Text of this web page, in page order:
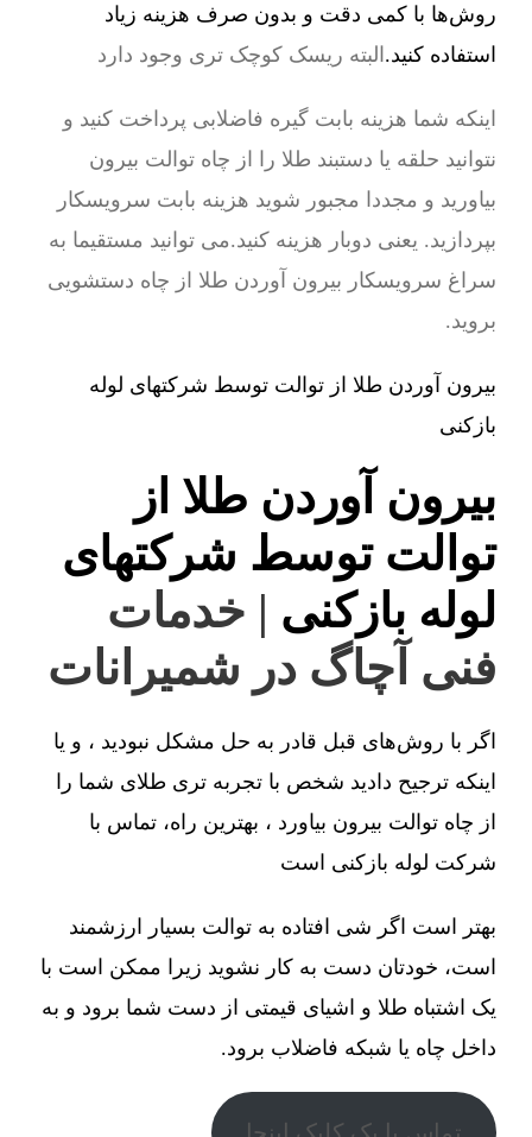
روش‌ها با کمی دقت و بدون صرف هزینه زیاد
استفاده کنید.البته ریسک کوچک تری وجود دارد
اینکه شما هزینه بابت گیره فاضلابی پرداخت کنید و
نتوانید حلقه یا دستبند طلا را از چاه توالت بیرون
بیاورید و مجددا مجبور شوید هزینه بابت سرویسکار
بپردازید. یعنی دوبار هزینه کنید.می توانید مستقیما به
سراغ سرویسکار بیرون آوردن طلا از چاه دستشویی
بروید.
بیرون آوردن طلا از توالت توسط شرکتهای لوله
بازکنی
بیرون آوردن طلا از
توالت توسط شرکتهای
لوله بازکنی | خدمات
فنی آچاگ در شمیرانات
اگر با روش‌های قبل قادر به حل مشکل نبودید ، و یا
اینکه ترجیح دادید شخص با تجربه تری طلای شما را
از چاه توالت بیرون بیاورد ، بهترین راه، تماس با
شرکت لوله بازکنی است
بهتر است اگر شی افتاده به توالت بسیار ارزشمند
است، خودتان دست به کار نشوید زیرا ممکن است با
یک اشتباه طلا و اشیای قیمتی از دست شما برود و به
داخل چاه یا شبکه فاضلاب برود.